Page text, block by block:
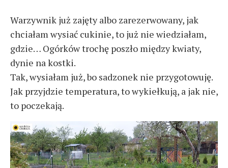
Warzywnik już zajęty albo zarezerwowany, jak
chciałam wysiać cukinie, to już nie wiedziałam,
gdzie… Ogórków trochę poszło między kwiaty,
dynie na kostki.
Tak, wysiałam już, bo sadzonek nie przygotowuję.
Jak przyjdzie temperatura, to wykiełkują, a jak nie,
to poczekają.